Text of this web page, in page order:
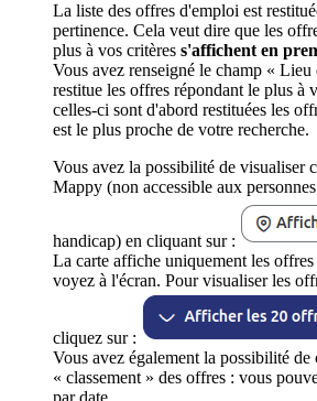
La liste des offres d'emploi est
pertinence. Cela veut dire que les
plus à vos critères s'affichent en
Vous avez renseigné le champ «
restitue les offres répondant le plus à
celles-ci sont d'abord restituées les
est le plus proche de votre recherche.
Vous avez la possibilité de visualiser
Mappy (non accessible aux
handicap) en cliquant sur :
La carte affiche uniquement les
voyez à l'écran. Pour visualiser les
cliquez sur :
Vous avez également la possibilité de
« classement » des offres : vous
par date.